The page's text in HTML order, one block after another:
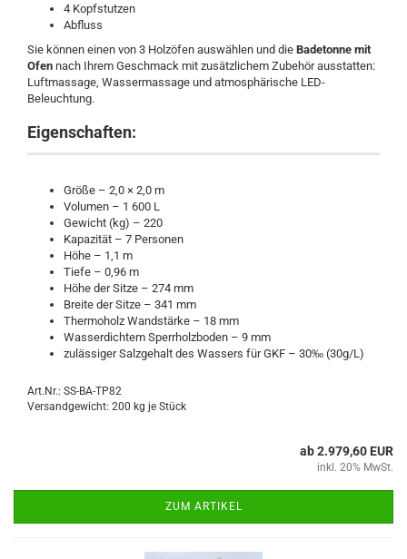
4 Kopfstutzen
Abfluss
Sie können einen von 3 Holzöfen auswählen und die Badetonne mit
Ofen nach Ihrem Geschmack mit zusätzlichem Zubehör ausstatten:
Luftmassage, Wassermassage und atmosphärische LED-
Beleuchtung.
Eigenschaften:
Größe – 2,0 × 2,0 m
Volumen – 1 600 L
Gewicht (kg) – 220
Kapazität – 7 Personen
Höhe – 1,1 m
Tiefe – 0,96 m
Höhe der Sitze – 274 mm
Breite der Sitze – 341 mm
Thermoholz Wandstärke – 18 mm
Wasserdichtem Sperrholzboden – 9 mm
zulässiger Salzgehalt des Wassers für GKF – 30‰ (30g/L)
Art.Nr.: SS-BA-TP82
Versandgewicht: 200 kg je Stück
ab 2.979,60 EUR
inkl. 20% MwSt.
ZUM ARTIKEL